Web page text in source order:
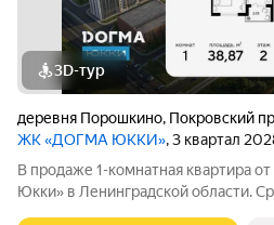
3D-тур
деревня Порошкино, Покровский
ЖК «ДОГМА ЮККИ», 3 квартал
В продаже 1-комнатная квартира
Юкки» в Ленинградской области.